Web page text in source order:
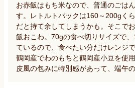
お赤飯はもち米なので、普通のごは
す。レトルトパックは160～200gく
だと持て余してしまうかも。そこで
飯おこわ。70gの食べ切りサイズで
ているので、食べたい分だけレンジ
鶴岡産でわのもちと鶴岡産小豆を使
皮風の包みに特別感があって、端午